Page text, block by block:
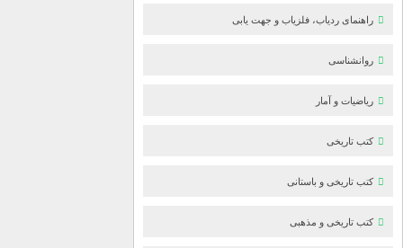
راهنمای ردیاب، فلزیاب و جهت یابی
روانشناسی
ریاضیات و آمار
کتب تاریخی
کتب تاریخی و باستانی
کتب تاریخی و مذهبی